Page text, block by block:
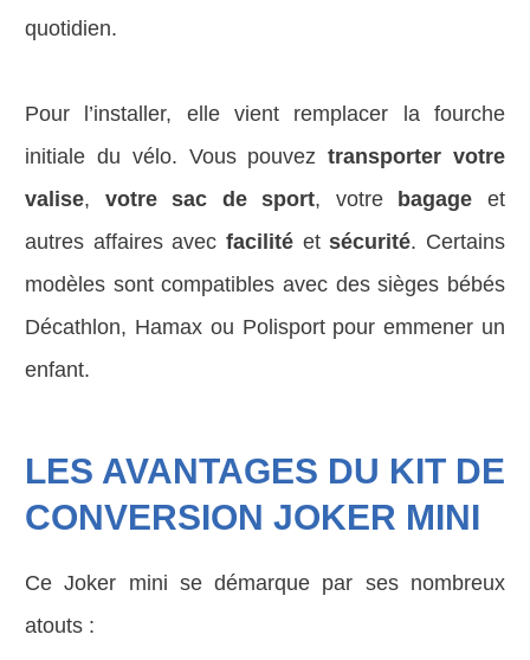
quotidien.
Pour l’installer, elle vient remplacer la fourche
initiale du vélo. Vous pouveztransporter votre
valise, votre sac de sport, votre bagageet
autres affaires avec facilité etsécurité. Certains
modèles sont compatibles avec des sièges bébés
Décathlon, Hamax ou Polisport pour emmener un
enfant.
LES AVANTAGES DU KIT DE
CONVERSION JOKER MINI
Ce Joker mini se démarque par ses nombreux
atouts :